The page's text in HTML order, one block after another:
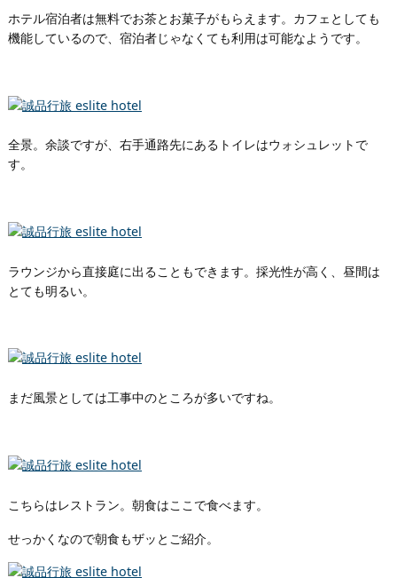
ホテル宿泊者は無料でお茶とお菓子がもらえます。カフェとしても
機能しているので、宿泊者じゃなくても利用は可能なようです。
全景。余談ですが、右手通路先にあるトイレはウォシュレットで
す。
ラウンジから直接庭に出ることもできます。採光性が高く、昼間は
とても明るい。
まだ風景としては工事中のところが多いですね。
こちらはレストラン。朝食はここで食べます。
せっかくなので朝食もザッとご紹介。